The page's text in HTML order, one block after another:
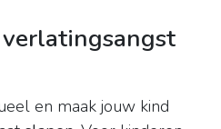
en maak jouw kind